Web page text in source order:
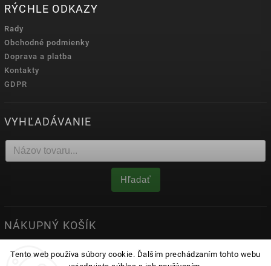
Tento web používa súbory cookie. Ďalším prechádzaním tohto webu
RÝCHLE ODKAZY
Rady
Obchodné podmienky
Doprava a platba
Kontakty
GDPR
VYHĽADÁVANIE
Hľadať
NÁKUPNÝ KOŠÍK
0ks /0 €